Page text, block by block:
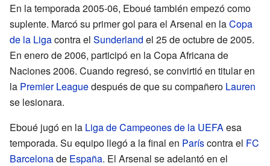
En la temporada 2005-06, Eboué también empezó como
suplente. Marcó su primer gol para el Arsenal en laCopa
de la Ligacontra el Sunderland el 25 de octubre de 2005.
En enero de 2006, participó en la Copa Africana de
Naciones 2006. Cuando regresó, se convirtió en titular en
la Premier Leaguedespués de que su compañero Lauren
se lesionara.
Eboué jugó en la Liga de Campeones de la UEFAesa
temporada. Su equipo llegó a la final en Paríscontra el FC
Barcelonade España. El Arsenal se adelantó en el